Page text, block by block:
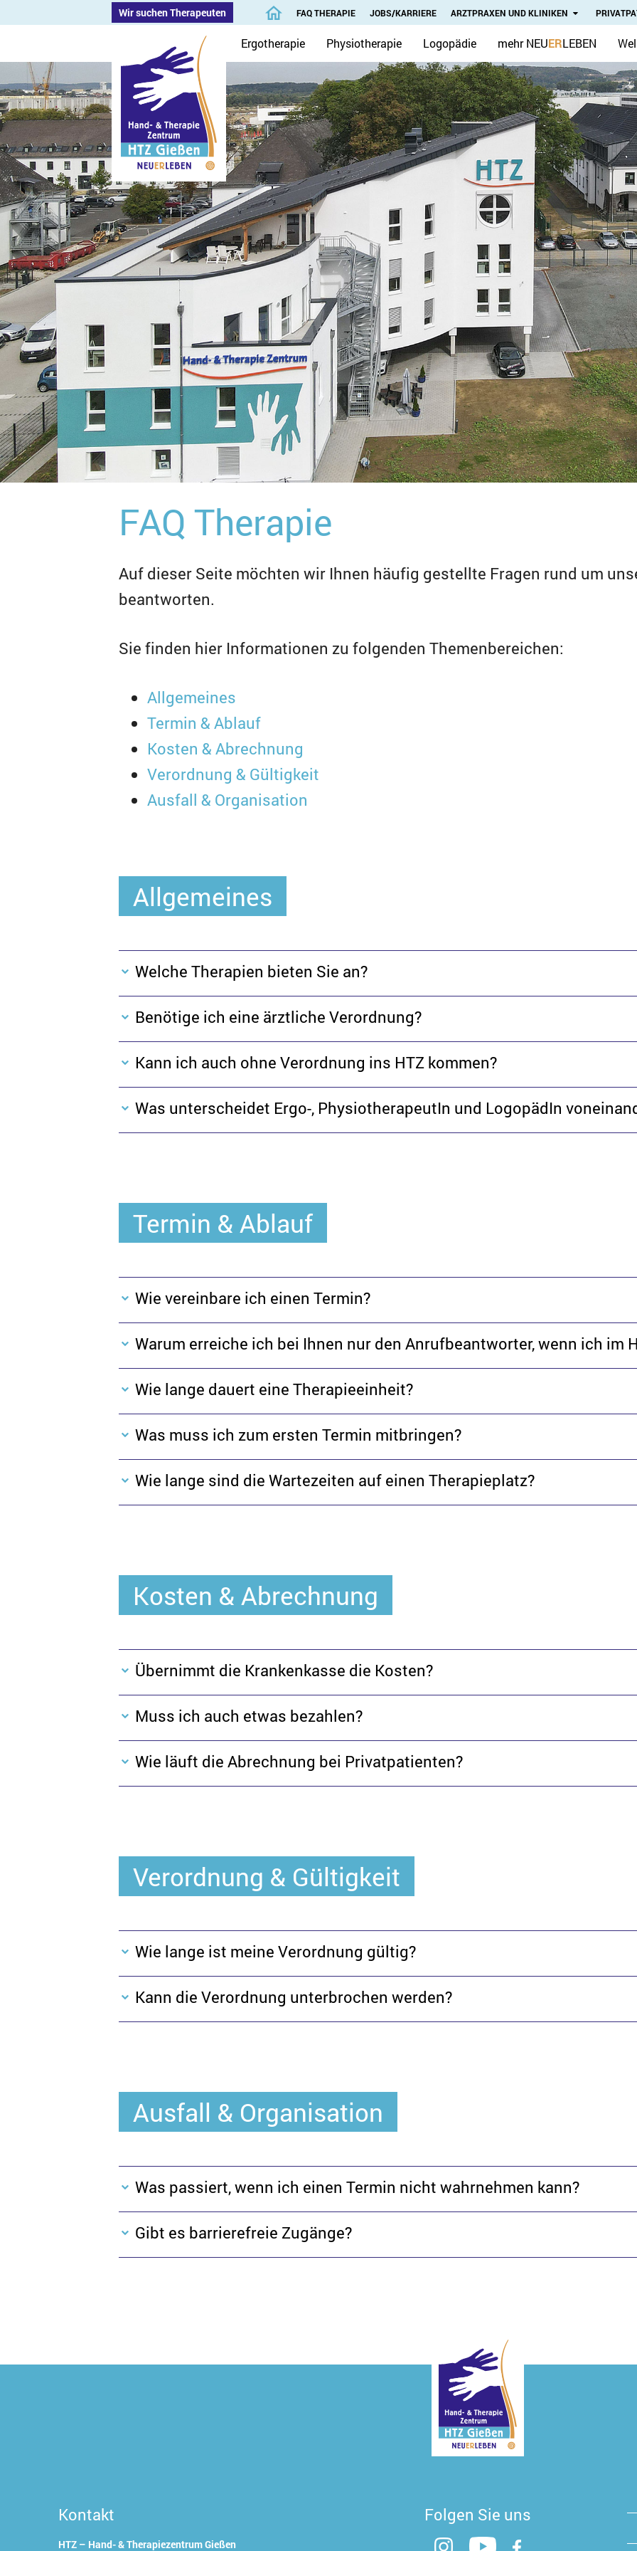
Wir suchen Therapeuten FAQ THERAPIE JOBS/KARRIERE ARZTPRAXEN UND KLINIKEN
Ergotherapie Physiotherapie Logopädie mehr NEUERLEBEN
FAQ Therapie
Auf dieser Seite möchten wir Ihnen häufig gestellte Fragen rund um
beantworten.
Sie finden hier Informationen zu folgenden Themenbereichen:
Allgemeines
Termin & Ablauf
Kosten & Abrechnung
Verordnung & Gültigkeit
Ausfall & Organisation
Allgemeines
Welche Therapien bieten Sie an?
Benötige ich eine ärztliche Verordnung?
Kann ich auch ohne Verordnung ins HTZ kommen?
Was unterscheidet Ergo-, PhysiotherapeutIn und LogopädIn
Termin & Ablauf
Wie vereinbare ich einen Termin?
Warum erreiche ich bei Ihnen nur den Anrufbeantworter, wenn ich im
Wie lange dauert eine Therapieeinheit?
Was muss ich zum ersten Termin mitbringen?
Wie lange sind die Wartezeiten auf einen Therapieplatz?
Kosten & Abrechnung
Übernimmt die Krankenkasse die Kosten?
Muss ich auch etwas bezahlen?
Wie läuft die Abrechnung bei Privatpatienten?
Verordnung & Gültigkeit
Wie lange ist meine Verordnung gültig?
Kann die Verordnung unterbrochen werden?
Ausfall & Organisation
Was passiert, wenn ich einen Termin nicht wahrnehmen kann?
Gibt es barrierefreie Zugänge?
Kontakt
HTZ – Hand- & Therapiezentrum Gießen
Folgen Sie uns